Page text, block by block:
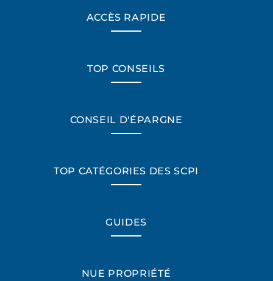
ACCÈS RAPIDE
TOP CONSEILS
CONSEIL D'ÉPARGNE
TOP CATÉGORIES DES SCPI
GUIDES
NUE PROPRIÉTÉ